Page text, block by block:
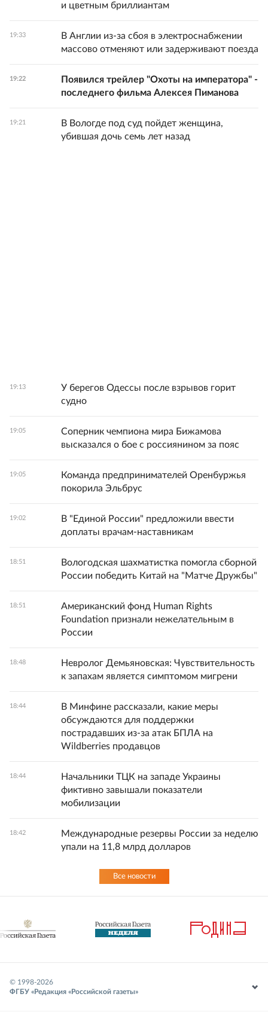
и цветным бриллиантам
19:33
В Англии из-за сбоя в электроснабжении
массово отменяют или задерживают поезда
19:22
Появился трейлер "Охоты на императора" -
последнего фильма Алексея Пиманова
19:21
В Вологде под суд пойдет женщина,
убившая дочь семь лет назад
19:13
У берегов Одессы после взрывов горит
судно
19:05
Соперник чемпиона мира Бижамова
высказался о бое с россиянином за пояс
19:05
Команда предпринимателей Оренбуржья
покорила Эльбрус
19:02
В "Единой России" предложили ввести
доплаты врачам-наставникам
18:51
Вологодская шахматистка помогла сборной
России победить Китай на "Матче Дружбы"
18:51
Американский фонд Human Rights
Foundation признали нежелательным в
России
18:48
Невролог Демьяновская: Чувствительность
к запахам является симптомом мигрени
18:44
В Минфине рассказали, какие меры
обсуждаются для поддержки
пострадавших из-за атак БПЛА на
Wildberries продавцов
18:44
Начальники ТЦК на западе Украины
фиктивно завышали показатели
мобилизации
18:42
Международные резервы России за неделю
упали на 11,8 млрд долларов
Все новости
© 1998-2026
ФГБУ «Редакция «Российской газеты»